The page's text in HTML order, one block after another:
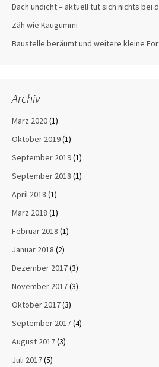
Dach undicht – aktuell tut sich nichts bei
Zäh wie Kaugummi
Baustelle beräumt und weitere kleine
Archiv
März 2020(1)
Oktober 2019(1)
September 2019(1)
September 2018 (1)
April 2018 (1)
März 2018 (1)
Februar 2018 (1)
Januar 2018 (2)
Dezember 2017(3)
November 2017(3)
Oktober 2017(3)
September 2017(4)
August 2017(3)
Juli 2017(5)